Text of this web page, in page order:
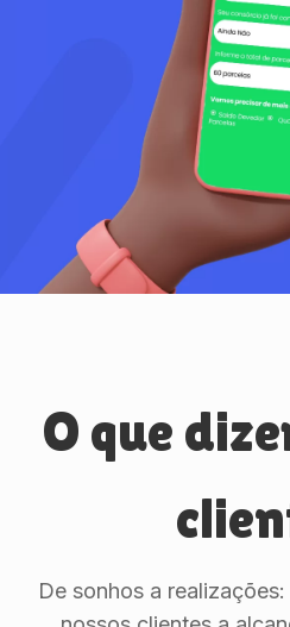
O que
De sonhos a